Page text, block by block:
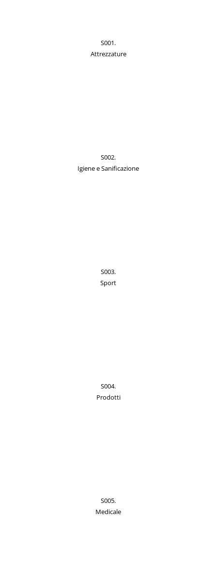
S001.
Attrezzature
S002.
Igiene e Sanificazione
S003.
Sport
S004.
Prodotti
S005.
Medicale